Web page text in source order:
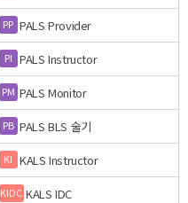
PP PALS Provider
PI PALS Instructor
PM PALS Monitor
PB PALS BLS 술기
KI KALS Instructor
KIDC KALS IDC